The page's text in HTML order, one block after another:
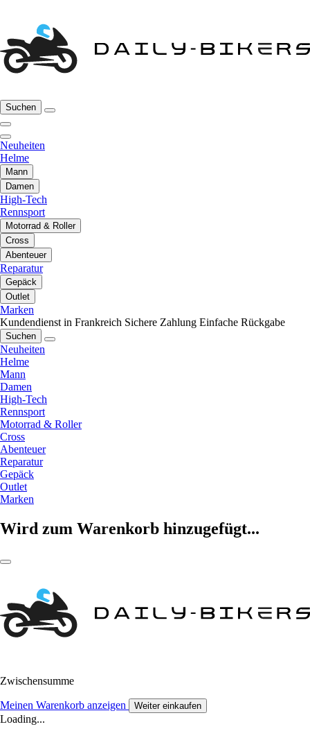
Suchen
Neuheiten
Helme
Mann
Damen
High-Tech
Rennsport
Motorrad & Roller
Cross
Abenteuer
Reparatur
Gepäck
Outlet
Marken
Kundendienst in Frankreich Sichere Zahlung Einfache Rückgabe
Suchen
Neuheiten
Helme
Mann
Damen
High-Tech
Rennsport
Motorrad & Roller
Cross
Abenteuer
Reparatur
Gepäck
Outlet
Marken
Wird zum Warenkorb hinzugefügt...
Zwischensumme
Meinen Warenkorb anzeigen Weiter einkaufen
Loading...